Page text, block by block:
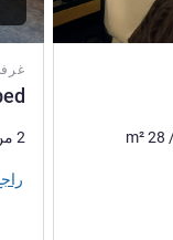
m²28 2 من الأشخاص كحد أقصى